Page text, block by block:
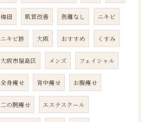
梅田 肌質改善 剥離なし ニキビ
ニキビ跡 大阪 おすすめ くすみ
大阪市福島区 メンズ フェイシャル
全身痩せ 背中痩せ お腹痩せ
二の腕痩せ エステスクール